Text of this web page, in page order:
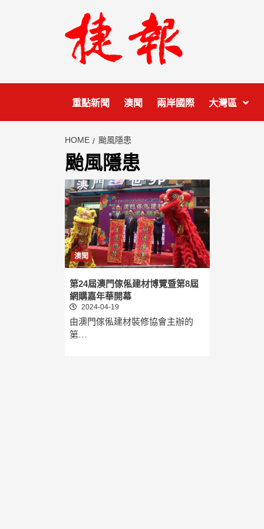
重點新聞 澳聞 兩岸國際 大灣區
HOME 颱風隱患
颱風隱患
澳聞
第24屆澳門傢俬建材博覽暨第8屆
網購嘉年華開幕
2024-04-19
由澳門傢俬建材裝修協會主辦的
第…